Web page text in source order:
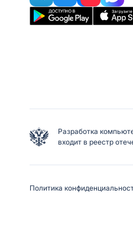
Разработка
входит в реестр
Политика